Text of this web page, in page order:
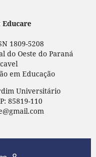
Educare
1809-5208
do Oeste do Paraná
em Educação
Universitário
85819-110